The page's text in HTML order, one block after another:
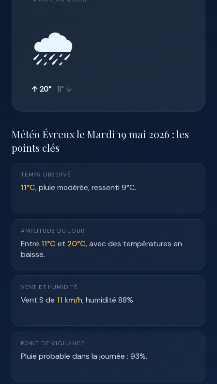
🌧️
↑ 20° 11° ↓
Météo Évreux le Mardi 19 mai 2026 : les
points clés
TEMPS OBSERVÉ
11°C, pluie modérée, ressenti 9°C.
AMPLITUDE DU JOUR
Entre 11°C et 20°C, avec des températures en
baisse.
VENT ET HUMIDITÉ
Vent S de 11 km/h, humidité 88%.
POINT DE VIGILANCE
Pluie probable dans la journée : 93%.